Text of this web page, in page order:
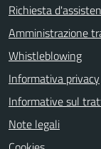
Richiesta
Amministrazione
Whistleblowing
Informativa privacy
Informative sul
Note legali